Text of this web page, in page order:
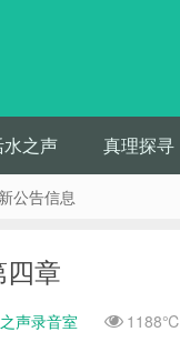
之声 真理探寻
公告信息
章
声录音室 1188℃